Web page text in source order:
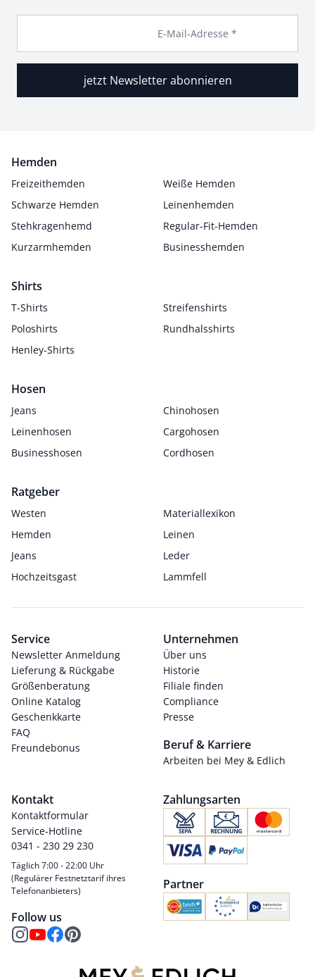
E-Mail-Adresse *
jetzt Newsletter abonnieren
Hemden
Freizeithemden
Weiße Hemden
Schwarze Hemden
Leinenhemden
Stehkragenhemd
Regular-Fit-Hemden
Kurzarmhemden
Businesshemden
Shirts
T-Shirts
Streifenshirts
Poloshirts
Rundhalsshirts
Henley-Shirts
Hosen
Jeans
Chinohosen
Leinenhosen
Cargohosen
Businesshosen
Cordhosen
Ratgeber
Westen
Materiallexikon
Hemden
Leinen
Jeans
Leder
Hochzeitsgast
Lammfell
Service
Newsletter Anmeldung
Lieferung & Rückgabe
Größenberatung
Online Katalog
Geschenkkarte
FAQ
Freundebonus
Unternehmen
Über uns
Historie
Filiale finden
Compliance
Presse
Beruf & Karriere
Arbeiten bei Mey & Edlich
Kontakt
Kontaktformular
Service-Hotline
0341 - 230 29 230
Täglich 7:00 - 22:00 Uhr
(Regulärer Festnetztarif ihres
Telefonanbieters)
Follow us
Zahlungsarten
Partner